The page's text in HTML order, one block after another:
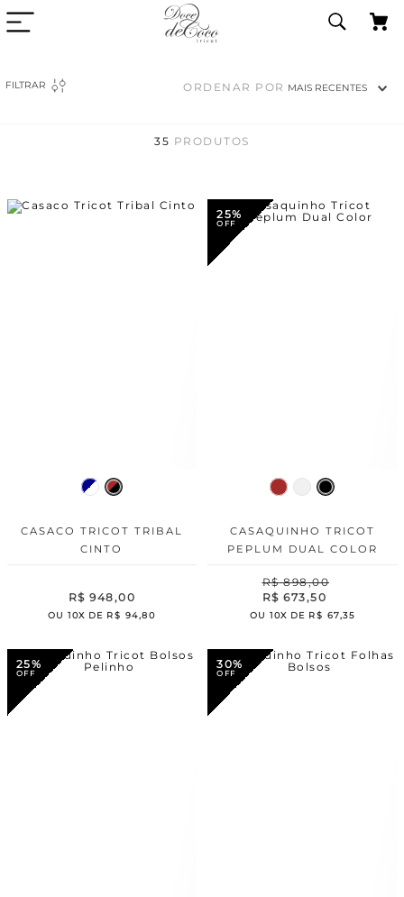
ORDENAR POR MAIS RECENTES
FILTRAR
35 PRODUTOS
CASACO TRICOT TRIBAL
CINTO
R$ 948,00
OU10X DE R$ 94,80
25%
CASAQUINHO TRICOT
PEPLUM DUAL COLOR
R$ 898,00
R$ 673,50
OU10X DE R$ 67,35
25% 30%